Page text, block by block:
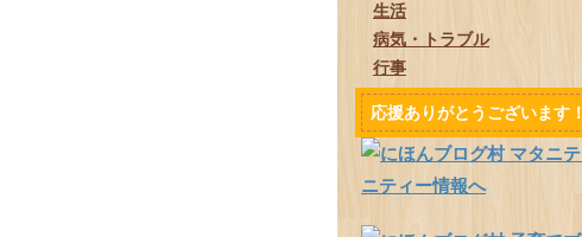
生活
病気・トラブル
行事
応援ありがとうございます！